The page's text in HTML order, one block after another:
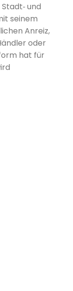
und
seinem
Anreiz,
oder
hat für